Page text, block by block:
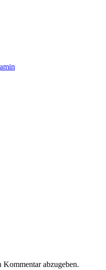
Kommentar abzugeben.